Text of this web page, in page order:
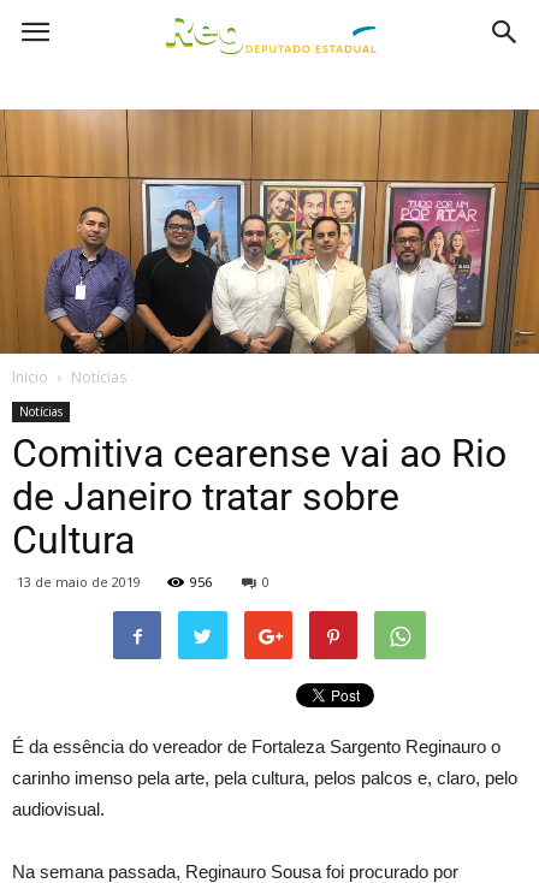
Inicio Notícias
Notícias
Comitiva cearense vai ao Rio
de Janeiro tratar sobre
Cultura
13 de maio de 2019 956 0
É da essência do vereador de Fortaleza Sargento Reginauro o
carinho imenso pela arte, pela cultura, pelos palcos e, claro, pelo
audiovisual.
Na semana passada, Reginauro Sousa foi procurado por